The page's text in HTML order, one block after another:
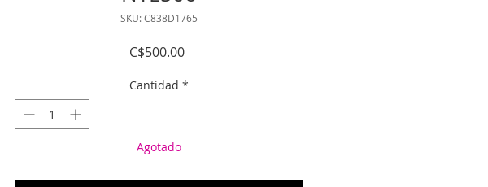
SKU: C838D1765
C$500.00Precio
Cantidad *
Agotado